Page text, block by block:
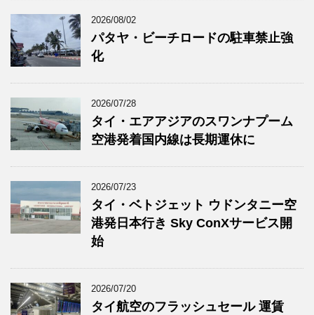
2026/08/02
パタヤ・ビーチロードの駐車禁止強
化
2026/07/28
タイ・エアアジアのスワンナプーム
空港発着国内線は長期運休に
2026/07/23
タイ・ベトジェット ウドンタニー空
港発日本行き Sky ConXサービス開
始
2026/07/20
タイ航空のフラッシュセール 運賃